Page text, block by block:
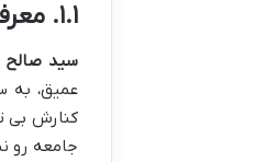
۱.۱. معرفی نویسنده: سید صالح یوسفی کهراز
سید صالح
عمیق، به
کنارش بی
جامعه رو